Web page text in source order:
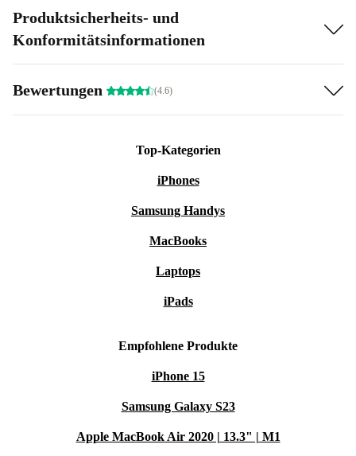
Produktsicherheits- und
Konformitätsinformationen
Bewertungen (4.6)
Top-Kategorien
iPhones
Samsung Handys
MacBooks
Laptops
iPads
Empfohlene Produkte
iPhone 15
Samsung Galaxy S23
Apple MacBook Air 2020 | 13.3" | M1